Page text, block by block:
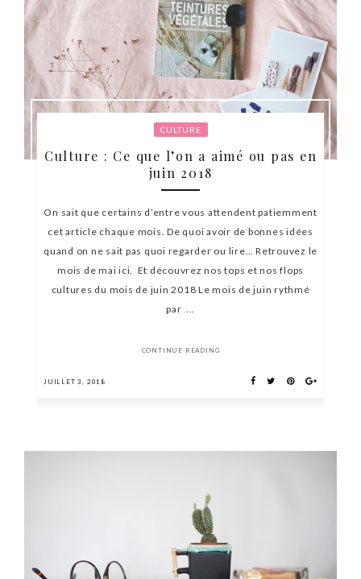
CULTURE
Culture : Ce que l’on a aimé ou pas en
juin 2018
On sait que certains d’entre vous attendent patiemment
cet article chaque mois. De quoi avoir de bonnes idées
quand on ne sait pas quoi regarder ou lire… Retrouvez le
mois de mai ici. Et découvrez nos tops et nos flops
cultures du mois de juin 2018 Le mois de juin rythmé
par ...
CONTINUE READING
JUILLET 3, 2018